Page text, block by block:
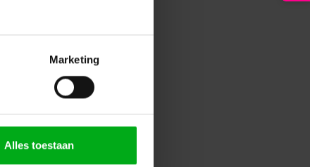
Marketing
Alles toestaan